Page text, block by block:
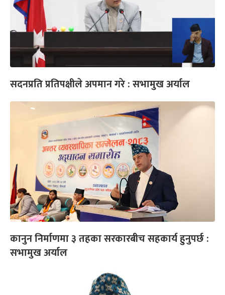
सदनप्रति प्रतिपक्षीले अपमान गरे : सभामुख अर्याल
कानुन निर्माणमा ३ तहका सरकारबीच सहकार्य हुनुपर्छ :
सभामुख अर्याल